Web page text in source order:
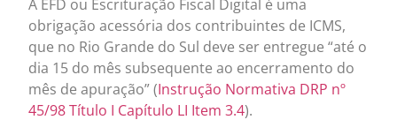
A EFD ou Escrituração Fiscal Digital é uma
obrigação acessória dos contribuintes de ICMS,
que no Rio Grande do Sul deve ser entregue “até o
dia 15 do mês subsequente ao encerramento do
mês de apuração” (Instrução Normativa DRP nº
45/98 Título I Capítulo LI Item 3.4).